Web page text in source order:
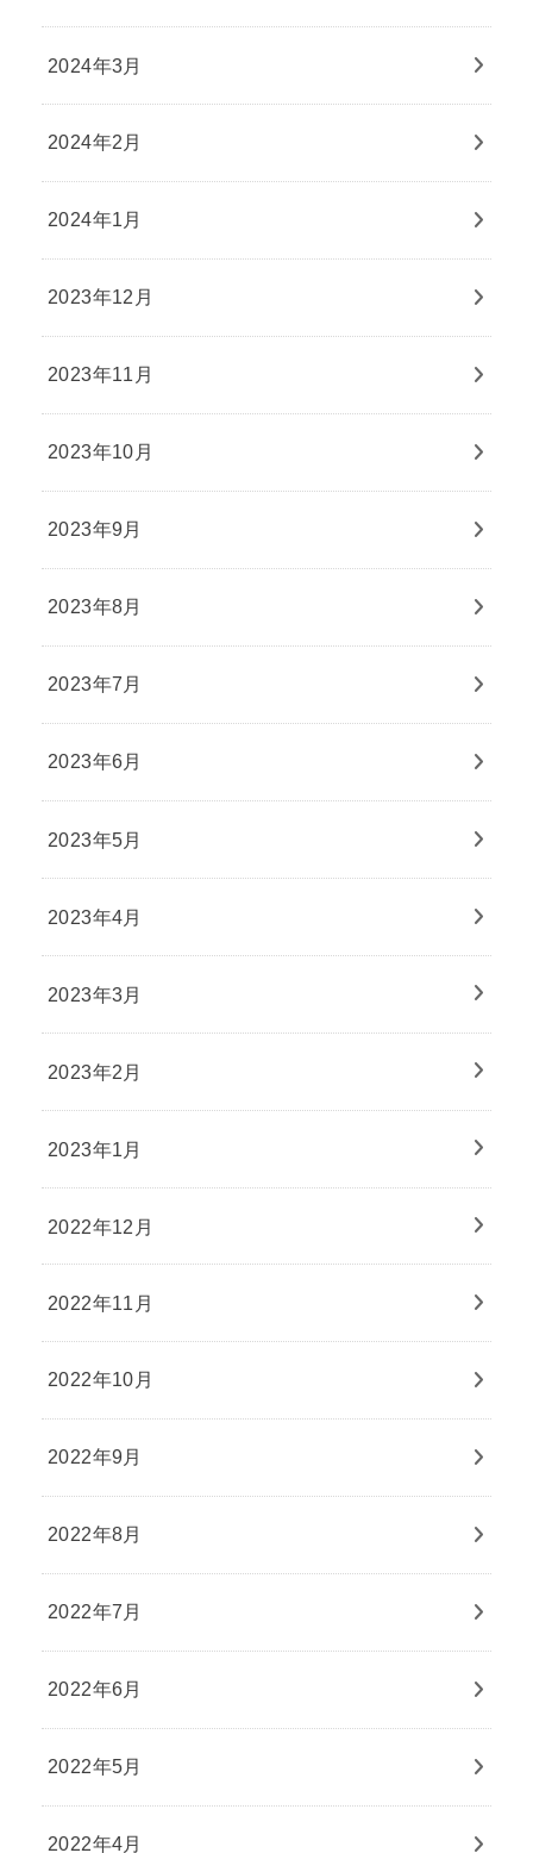
2024年3月
2024年2月
2024年1月
2023年12月
2023年11月
2023年10月
2023年9月
2023年8月
2023年7月
2023年6月
2023年5月
2023年4月
2023年3月
2023年2月
2023年1月
2022年12月
2022年11月
2022年10月
2022年9月
2022年8月
2022年7月
2022年6月
2022年5月
2022年4月